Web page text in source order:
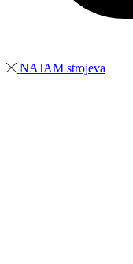
NAJAM strojeva